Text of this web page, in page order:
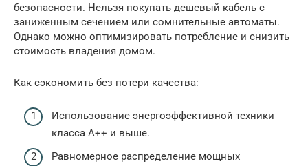
безопасности. Нельзя покупать дешевый кабель с
заниженным сечением или сомнительные автоматы.
Однако можно оптимизировать потребление и снизить
стоимость владения домом.
Как сэкономить без потери качества:
Использование энергоэффективной техники
класса A++ и выше.
Равномерное распределение мощных